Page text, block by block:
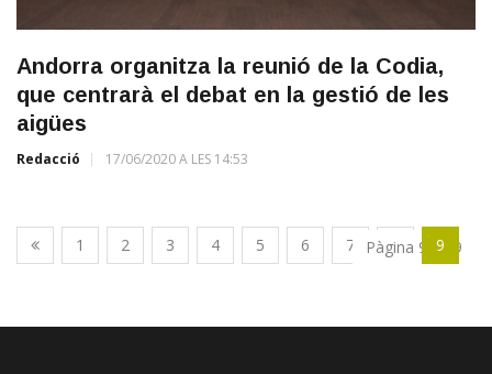
Andorra organitza la reunió de la Codia,
que centrarà el debat en la gestió de les
aigües
Redacció 17/06/2020 A LES 14:53
1 2 3 4 5 6 7 8 9
Pàgina 9 de 9